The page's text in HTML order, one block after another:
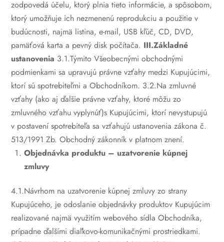
zodpovedá účelu, ktorý plnia tieto informácie, a spôsobom,
ktorý umožňuje ich nezmenenú reprodukciu a použitie v
budúcnosti, najmä listina, e-mail, USB kľúč, CD, DVD,
pamäťová karta a pevný disk počítača. III.Základné
ustanovenia 3.1.Týmito Všeobecnými obchodnými
podmienkami sa upravujú právne vzťahy medzi Kupujúcimi,
ktorí sú spotrebiteľmi a Obchodníkom. 3.2.Na zmluvné
vzťahy (ako aj ďalšie právne vzťahy, ktoré môžu zo
zmluvného vzťahu vyplynúť)s Kupujúcimi, ktorí nevystupujú
v postavení spotrebiteľa sa vzťahujú ustanovenia zákona č.
513/1991 Zb. Obchodný zákonník v platnom znení.
Objednávka produktu – uzatvorenie kúpnej
zmluvy
4.1.Návrhom na uzatvorenie kúpnej zmluvy zo strany
Kupujúceho, je odoslanie objednávky produktov Kupujúcim
realizované najmä využitím webového sídla Obchodníka,
prípadne ďalšími diaľkovo-komunikačnými prostriedkami.